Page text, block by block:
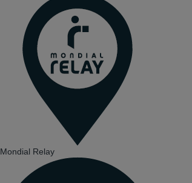
Mondial Relay